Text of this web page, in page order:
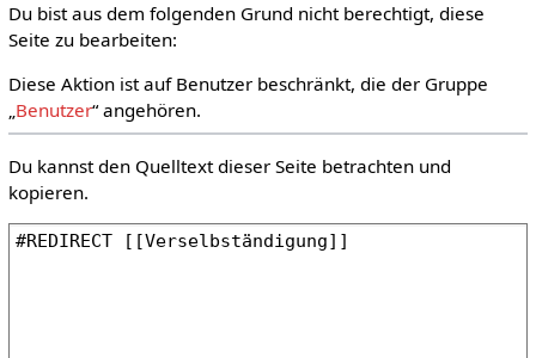
Du bist aus dem folgenden Grund nicht berechtigt, diese
Seite zu bearbeiten:
Diese Aktion ist auf Benutzer beschränkt, die der Gruppe
„Benutzer“ angehören.
Du kannst den Quelltext dieser Seite betrachten und
kopieren.